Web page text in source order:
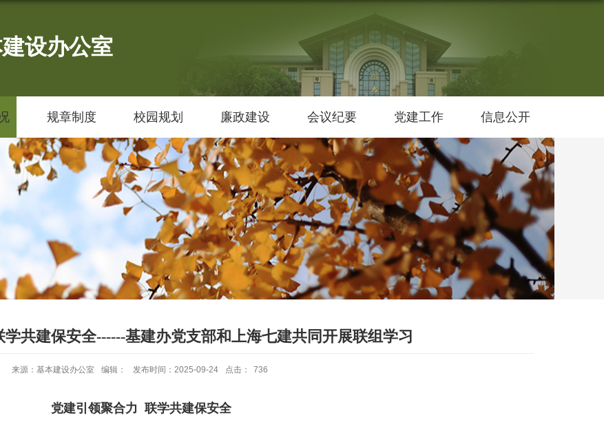
设办公室
规章制度 校园规划 廉政建设 会议纪要 党建工作 信息公开
共建保安全------基建办党支部和上海七建共同开展联组学习
来源：基本建设办公室 编辑： 发布时间：2025-09-24 点击： 736
党建引领聚合力 联学共建保安全